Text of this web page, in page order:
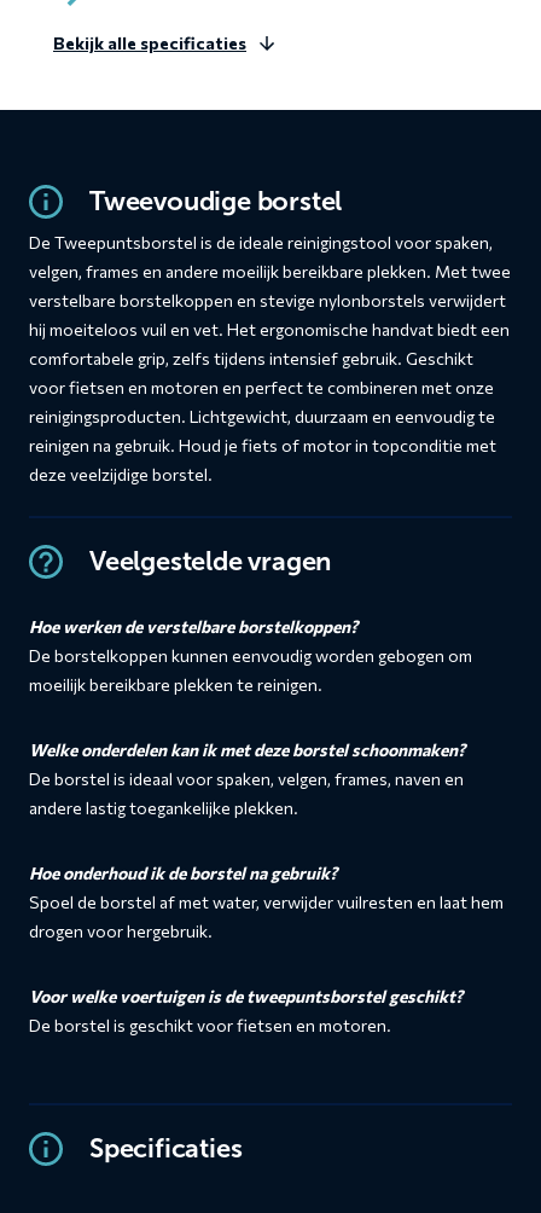
Bekijk alle specificaties
Tweevoudige borstel
De Tweepuntsborstel is de ideale reinigingstool voor spaken,
velgen, frames en andere moeilijk bereikbare plekken. Met twee
verstelbare borstelkoppen en stevige nylonborstels verwijdert
hij moeiteloos vuil en vet. Het ergonomische handvat biedt een
comfortabele grip, zelfs tijdens intensief gebruik. Geschikt
voor fietsen en motoren en perfect te combineren met onze
reinigingsproducten. Lichtgewicht, duurzaam en eenvoudig te
reinigen na gebruik. Houd je fiets of motor in topconditie met
deze veelzijdige borstel.
Veelgestelde vragen
Hoe werken de verstelbare borstelkoppen?
De borstelkoppen kunnen eenvoudig worden gebogen om
moeilijk bereikbare plekken te reinigen.
Welke onderdelen kan ik met deze borstel schoonmaken?
De borstel is ideaal voor spaken, velgen, frames, naven en
andere lastig toegankelijke plekken.
Hoe onderhoud ik de borstel na gebruik?
Spoel de borstel af met water, verwijder vuilresten en laat hem
drogen voor hergebruik.
Voor welke voertuigen is de tweepuntsborstel geschikt?
De borstel is geschikt voor fietsen en motoren.
Specificaties